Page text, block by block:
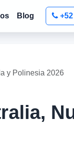
Blog
y Polinesia 2026